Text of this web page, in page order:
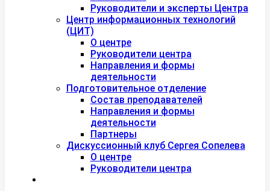
Руководители и эксперты Центра
Центр информационных технологий
(ЦИТ)
О центре
Руководители центра
Направления и формы
деятельности
Подготовительное отделение
Состав преподавателей
Направления и формы
деятельности
Партнеры
Дискуссионный клуб Сергея Сопелева
О центре
Руководители центра